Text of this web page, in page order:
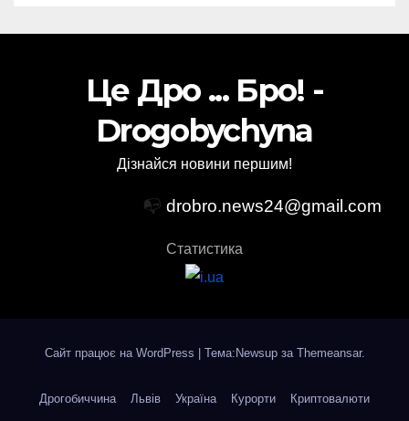
Це Дро ... Бро! -
Drogobychyna
Дізнайся новини першим!
📭 drobro.news24@gmail.com
Статистика
Сайт працює на WordPress Тема:Newsup за Themeansar.
Дрогобиччина Львів Україна Курорти Криптовалюти